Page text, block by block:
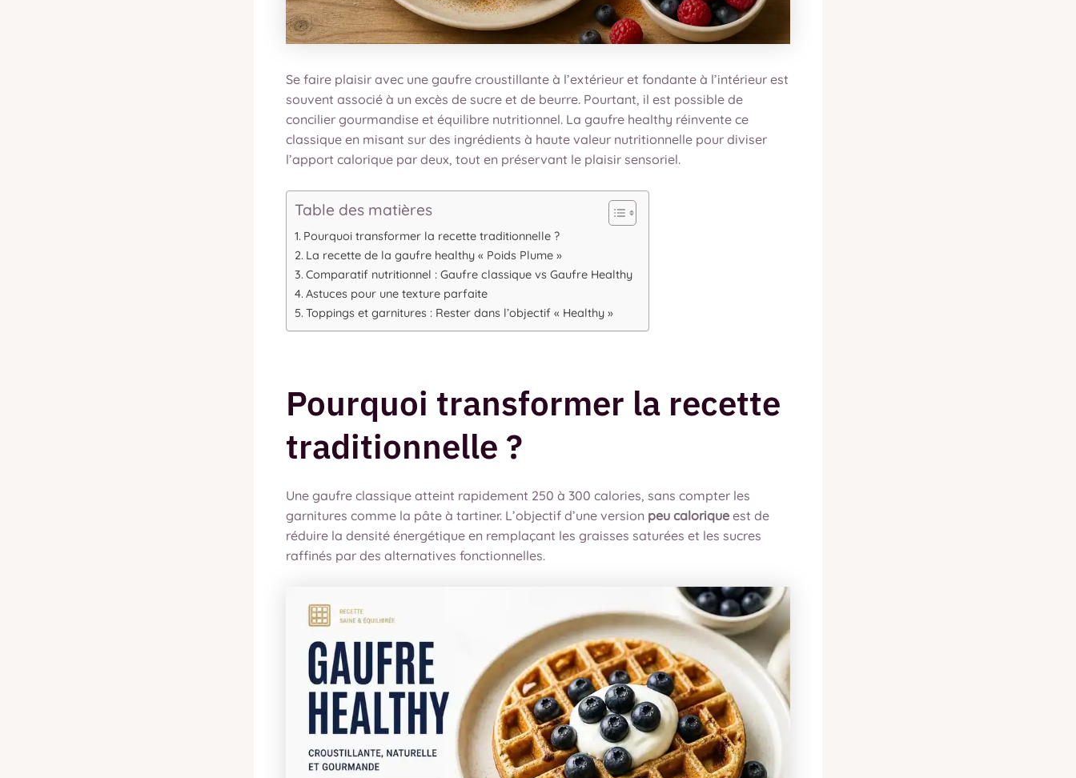
Se faire plaisir avec une gaufre croustillante à l’extérieur et fondante à l’intérieur est
souvent associé à un excès de sucre et de beurre. Pourtant, il est possible de
concilier gourmandise et équilibre nutritionnel. La gaufre healthy réinvente ce
classique en misant sur des ingrédients à haute valeur nutritionnelle pour diviser
l’apport calorique par deux, tout en préservant le plaisir sensoriel.
Table des matières
Pourquoi transformer la recette traditionnelle ?
La recette de la gaufre healthy « Poids Plume »
Comparatif nutritionnel : Gaufre classique vs Gaufre Healthy
Astuces pour une texture parfaite
Toppings et garnitures : Rester dans l’objectif « Healthy »
Pourquoi transformer la recette
traditionnelle ?
Une gaufre classique atteint rapidement 250 à 300 calories, sans compter les
garnitures comme la pâte à tartiner. L’objectif d’une version peu calorique est de
réduire la densité énergétique en remplaçant les graisses saturées et les sucres
raffinés par des alternatives fonctionnelles.